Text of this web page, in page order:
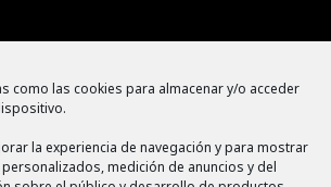
como las cookies para almacenar y/o acceder
la experiencia de navegación y para mostrar
medición de anuncios y del